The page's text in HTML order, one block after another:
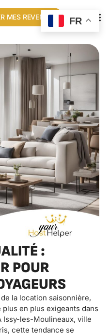
MES REVENUS
:
POUR
la location saisonnière,
en plus exigeants dans
les-Moulineaux, ville
cette tendance se
FR